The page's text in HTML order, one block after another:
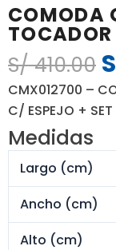
COMODA
S/410.00 El
CMX012700 –
C/ ESPEJO +
Medidas
Largo (cm)
Ancho (cm)
Alto (cm)